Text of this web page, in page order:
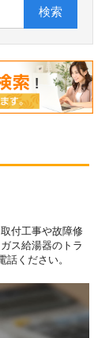
検索
付工事や故障修
ス給湯器のトラ
話ください。